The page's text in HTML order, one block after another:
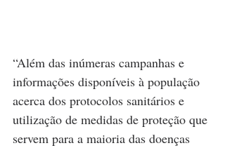
“Além das inúmeras campanhas e
informações disponíveis à população
acerca dos protocolos sanitários e
utilização de medidas de proteção que
servem para a maioria das doenças